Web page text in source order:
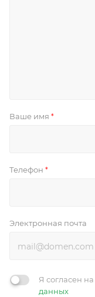
Ваше имя *
Телефон *
Электронная почта
Я согласен на
данных